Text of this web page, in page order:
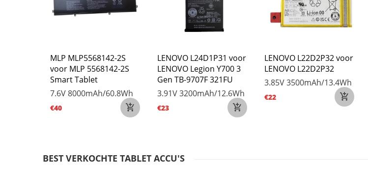
MLP MLP5568142-2S
voor MLP 5568142-2S
Smart Tablet
7.6V8000mAh/60.8Wh
€40
LENOVO L24D1P31 voor
LENOVO Legion Y700 3
Gen TB-9707F 321FU
3.91V3200mAh/12.6Wh
€23
LENOVO L22D2P32 voor
LENOVO L22D2P32
3.85V3500mAh/13.4Wh
€22
BEST VERKOCHTE TABLET ACCU'S